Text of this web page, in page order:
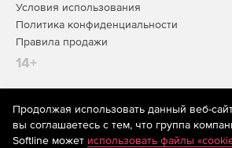
Автоматическое распознавание
на их запуск.
Разрешение на создание подпапок
Условия использования
Политика конфиденциальности
Правила продажи
14+
На информационном ресурсе
рекомендательные технологии
предоставления информации на основе
Продолжая использовать данный веб-
вы соглашаетесь с тем, что группа
Softline может использовать файлы